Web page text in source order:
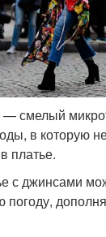
— смелый
в которую
платье.
с джинсами